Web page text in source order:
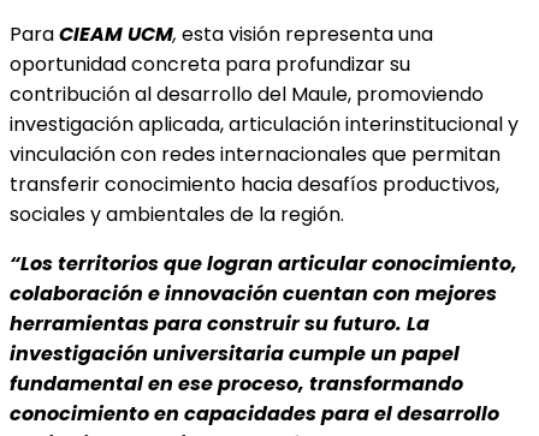
ParaCIEAM UCM, esta visión representa una
oportunidad concreta para profundizar su
contribución al desarrollo del Maule, promoviendo
investigación aplicada, articulación interinstitucional y
vinculación con redes internacionales que permitan
transferir conocimiento hacia desafíos productivos,
sociales y ambientales de la región.
“Los territorios que logran articular conocimiento,
colaboración e innovación cuentan con mejores
herramientas para construir su futuro. La
investigación universitaria cumple un papel
fundamental en ese proceso, transformando
conocimiento en capacidades para el desarrollo